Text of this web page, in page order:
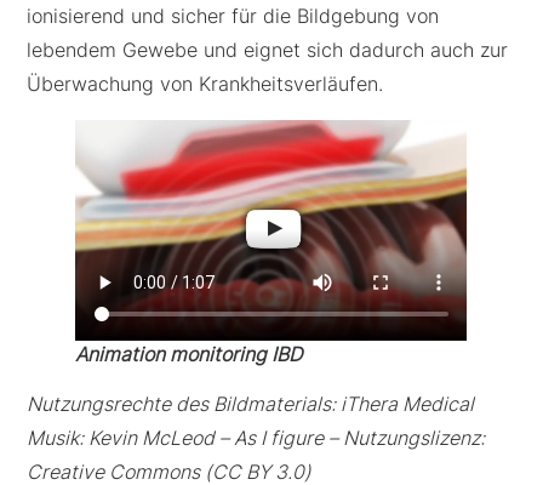
ionisierend und sicher für die Bildgebung von
lebendem Gewebe und eignet sich dadurch auch zur
Überwachung von Krankheitsverläufen.
Animation monitoring IBD
Nutzungsrechte des Bildmaterials: iThera Medical
Musik: Kevin McLeod – As I figure – Nutzungslizenz:
Creative Commons (CC BY 3.0)